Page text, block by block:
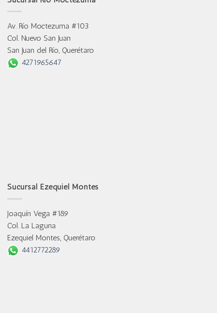
Av. Río Moctezuma #103
Col. Nuevo San Juan
San Juan del Río, Querétaro
4271965647
Sucursal Ezequiel Montes
Joaquín Vega #189
Col. La Laguna
Ezequiel Montes, Querétaro
4412772289